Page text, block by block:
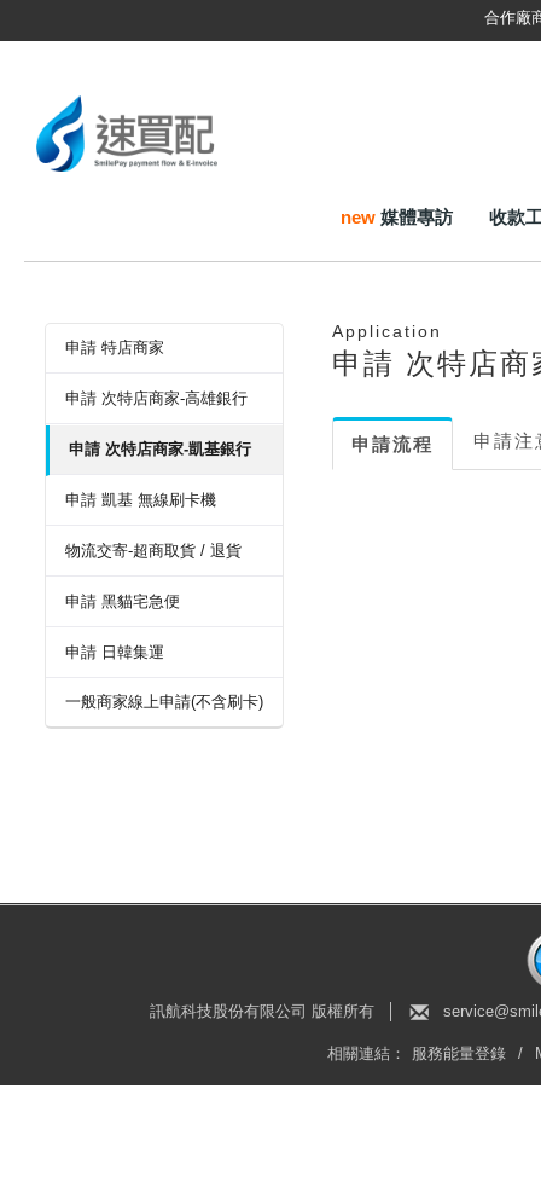
合作廠
new 媒體專訪 收款
申請 特店商家
申請 次特店商家-高雄銀行
申請 次特店商家-凱基銀行
申請 凱基 無線刷卡機
物流交寄-超商取貨 / 退貨
申請 黑貓宅急便
申請 日韓集運
一般商家線上申請(不含刷卡)
Application
申請 次特店商
申請流程 申請注
訊航科技股份有限公司 版權所有
/
服務能量登錄
相關連結：